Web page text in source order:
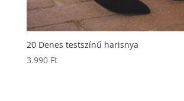
20 Denes testszínű harisnya
3.990 Ft